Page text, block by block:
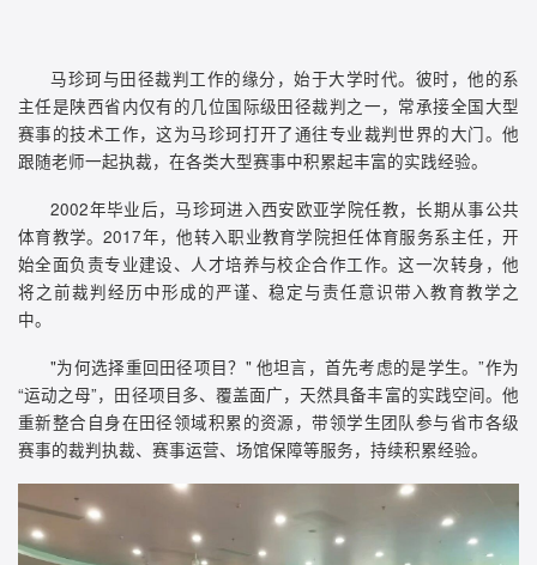
马珍珂与田径裁判工作的缘分，始于大学时代。彼时，他的系
主任是陕西省内仅有的几位国际级田径裁判之一，常承接全国大型
赛事的技术工作，这为马珍珂打开了通往专业裁判世界的大门。他
跟随老师一起执裁，在各类大型赛事中积累起丰富的实践经验。
2002年毕业后，马珍珂进入西安欧亚学院任教，长期从事公共
体育教学。2017年，他转入职业教育学院担任体育服务系主任，开
始全面负责专业建设、人才培养与校企合作工作。这一次转身，他
将之前裁判经历中形成的严谨、稳定与责任意识带入教育教学之
中。
"为何选择重回田径项目？" 他坦言，首先考虑的是学生。”作为
“运动之母”，田径项目多、覆盖面广，天然具备丰富的实践空间。他
重新整合自身在田径领域积累的资源，带领学生团队参与省市各级
赛事的裁判执裁、赛事运营、场馆保障等服务，持续积累经验。